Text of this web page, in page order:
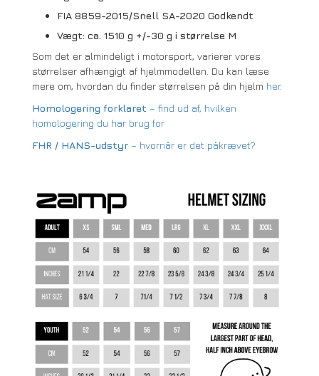
FIA 8859-2015/Snell SA-2020 Godkendt
Vægt: ca. 1510 g +/-30 g i størrelse M
Som det er almindeligt i motorsport, varierer vores
størrelser afhængigt af hjelmmodellen. Du kan læse
mere om, hvordan du finder størrelsen på din hjelm her.
Homologering forklaret – find ud af, hvilken
homologering du har brug for
FHR / HANS-udstyr – hvornår er det påkrævet?